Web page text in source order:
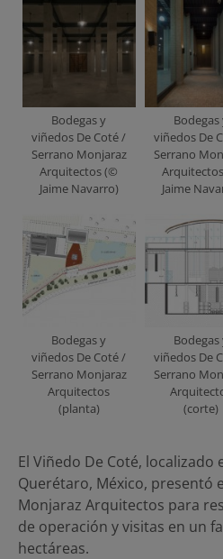
Bodegas y
viñedos De Coté /
Serrano Monjaraz
Arquitectos (©
Jaime Navarro)
Bodegas
viñedos De
Serrano
Jaime
Bodegas y
viñedos De Coté /
Serrano Monjaraz
Arquitectos
(planta)
Bodegas
viñedos De
Serrano
(corte)
El Viñedo De Coté, localizado
Querétaro, México, presentó
Monjaraz Arquitectos para
de operación y visitas en un
hectáreas.